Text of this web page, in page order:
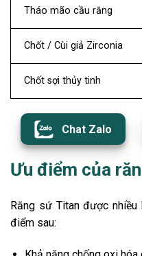
Tháo mão cầu răng
Chốt / Cùi giả Zirconia
Chốt sợi thủy tinh
Chat Zalo
Ưu điểm của
Răng sứ Titan được
điểm sau: